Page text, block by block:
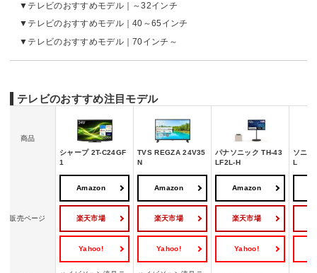
テレビのおすすめモデル｜～32インチ
テレビのおすすめモデル｜40～65インチ
テレビのおすすめモデル｜70インチ～
テレビのおすすめ注目モデル
商品
シャープ 2T-C24GF
1
TVS REGZA 24V35
N
パナソニック TH-43
LF2L-H
ソニ
L
販売ページ
Amazon
楽天市場
Yahoo!
Amazon
楽天市場
Yahoo!
Amazon
楽天市場
Yahoo!